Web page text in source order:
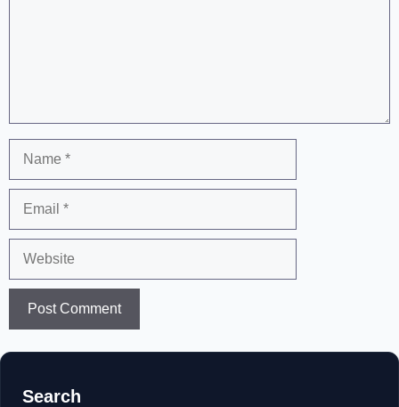
Search